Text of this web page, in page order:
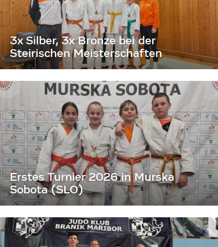
3x Silber, 3x Bronze bei der
Steirischen Meisterschaften
Erstes Turnier 2026 in Murska
Sobota (SLO)